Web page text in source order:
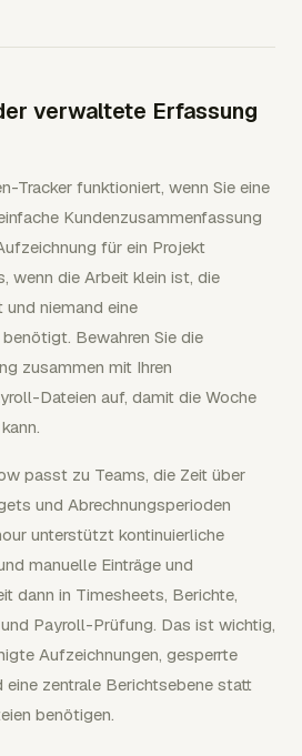
verwaltete Erfassung
Tracker funktioniert, wenn Sie eine
Kundenzusammenfassung
für ein Projekt
wenn die Arbeit klein ist, die
niemand eine
Bewahren Sie die
zusammen mit Ihren
Dateien auf, damit die Woche
passt zu Teams, die Zeit über
und Abrechnungsperioden
unterstützt kontinuierliche
manuelle Einträge und
dann in Timesheets, Berichte,
Payroll-Prüfung. Das ist wichtig,
Aufzeichnungen, gesperrte
eine zentrale Berichtsebene statt
benötigen.